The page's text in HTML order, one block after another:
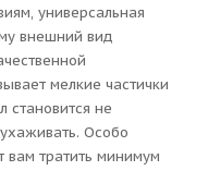
универсальная
внешний вид
мелкие частички
становится не
Особо
вам тратить минимум